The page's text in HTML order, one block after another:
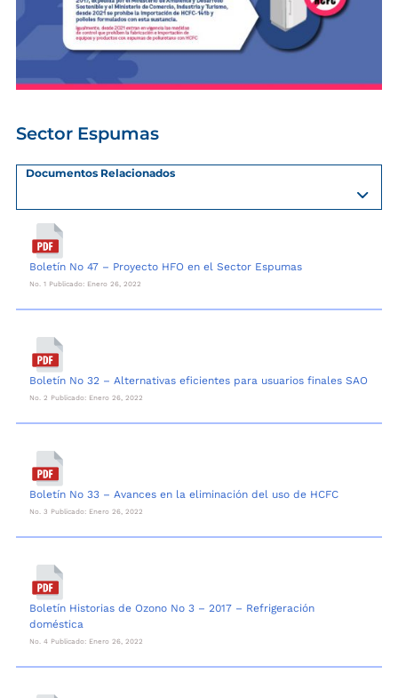
Sector Espumas
Documentos Relacionados
Boletín No 47 – Proyecto HFO en el Sector Espumas
No. 1 Publicado: Enero 26, 2022
Boletín No 32 – Alternativas eficientes para usuarios finales SAO
No. 2 Publicado: Enero 26, 2022
Boletín No 33 – Avances en la eliminación del uso de HCFC
No. 3 Publicado: Enero 26, 2022
Boletín Historias de Ozono No 3 – 2017 – Refrigeración
doméstica
No. 4 Publicado: Enero 26, 2022